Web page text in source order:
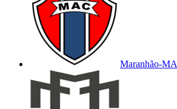
Maranhão-MA